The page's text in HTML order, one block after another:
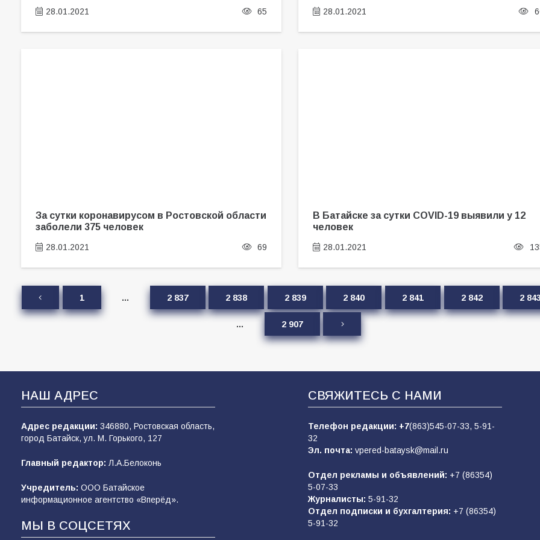
28.01.2021 65 28.01.2021
За сутки коронавирусом в Ростовской области
заболели 375 человек
28.01.2021 69
В Батайске за сутки COVID-19 выявили у 12
человек
28.01.2021
1 … 2 837 2 838 2 839 2 840 2 841 2 842 2
… 2 907
НАШ АДРЕС
Адрес редакции: 346880, Ростовская область,
город Батайск, ул. М. Горького, 127
Главный редактор: Л.А.Белоконь
Учредитель: ООО Батайское
информационное агентство «Вперёд».
МЫ В СОЦСЕТЯХ
СВЯЖИТЕСЬ С НАМИ
Телефон редакции: +7(863)545-07-33, 5-91-
32
Эл. почта: vpered-bataysk@mail.ru
Отдел рекламы и объявлений: +7 (86354)
5-07-33
Журналисты: 5-91-32
Отдел подписки и бухгалтерия: +7 (86354)
5-91-32